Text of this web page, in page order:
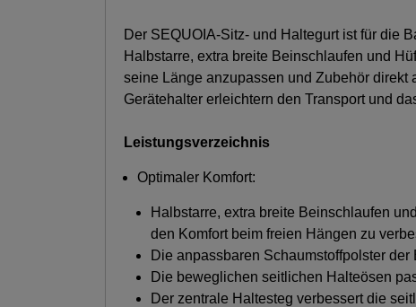
Der SEQUOIA-Sitz- und Haltegurt ist für die
Halbstarre, extra breite Beinschlaufen und
seine Länge anzupassen und Zubehör direkt
Gerätehalter erleichtern den Transport und
Leistungsverzeichnis
Optimaler Komfort:
Halbstarre, extra breite Beinschlaufen
den Komfort beim freien Hängen zu
Die anpassbaren Schaumstoffpolster
Die beweglichen seitlichen Halteösen
Der zentrale Haltesteg verbessert die